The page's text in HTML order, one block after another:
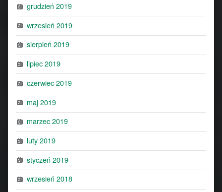
grudzień 2019
wrzesień 2019
sierpień 2019
lipiec 2019
czerwiec 2019
maj 2019
marzec 2019
luty 2019
styczeń 2019
wrzesień 2018